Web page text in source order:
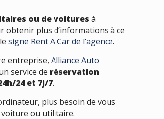
ou de voitures à
obtenir plus d’informations à ce
lesigne Rent A Car de l’agence.
entreprise,Alliance Auto
service de réservation
24 et 7j/7.
plus besoin de vous
ou utilitaire.